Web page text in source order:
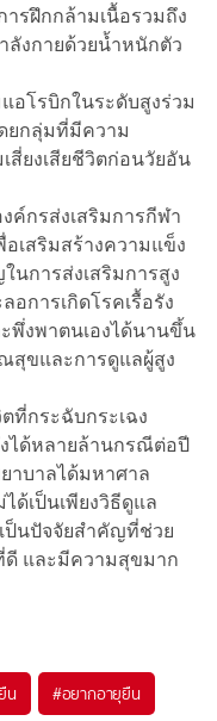
รฝึกกล้ามเนื้อรวมถึง
ลังกายด้วยน้ำหนักตัว
โรบิกในระดับสูงร่วม
ยกลุ่มที่มีความ
สี่ยงเสียชีวิตก่อนวัยอัน
ค์กรส่งเสริมการกีฬา
เสริมสร้างความแข็ง
นการส่งเสริมการสูง
การเกิดโรคเรื้อรัง
พึ่งพาตนเองได้นานขึ้น
สุขและการดูแลผู้สูง
ที่กระฉับกระเฉง
งได้หลายล้านกรณีต่อปี
าบาลได้มหาศาล
ด้เป็นเพียงวิธีดูแล
ป็นปัจจัยสำคัญที่ช่วย
และมีความสุขมาก
น #อยากอายุยืน